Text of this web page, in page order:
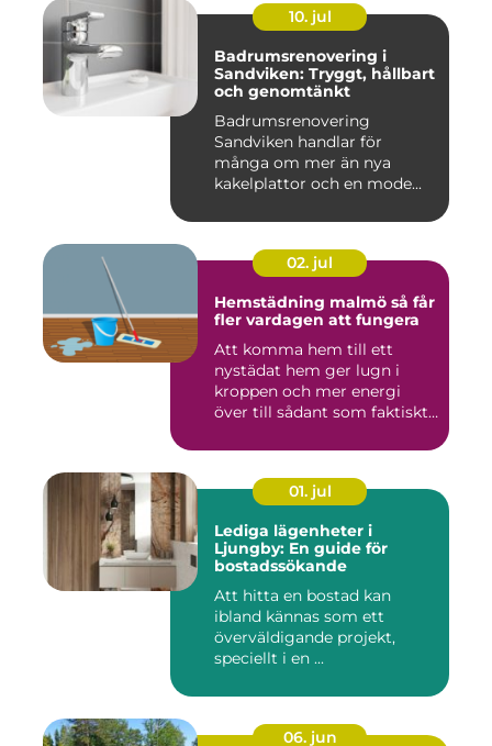
10. jul
Badrumsrenovering i
Sandviken: Tryggt, hållbart
och genomtänkt
Badrumsrenovering
Sandviken handlar för
många om mer än nya
kakelplattor och en mode...
02. jul
Hemstädning malmö så får
fler vardagen att fungera
Att komma hem till ett
nystädat hem ger lugn i
kroppen och mer energi
över till sådant som faktiskt
01. jul
Lediga lägenheter i
Ljungby: En guide för
bostadssökande
Att hitta en bostad kan
ibland kännas som ett
överväldigande projekt,
speciellt i en ...
06. jun